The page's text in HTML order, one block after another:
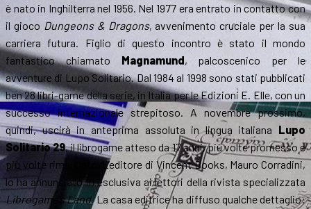
è nato in Inghilterra nel 1956. Nel 1977 era entrato in contatto con
il gioco Dungeons & Dragons, avvenimento cruciale per la sua
carriera futura. Figlio di questo incontro è stato il mondo
fantastico chiamato Magnamund, palcoscenico per le
avventure di Lupo Solitario. Dal 1984 al 1998 sono stati pubblicati
ben 28 libri-game della serie, in Italia per le Edizioni E. Elle, con un
successo internazionale strepitoso. A novembre prossimo,
quindi, uscirà in anteprima assoluta in lingua italiana Lupo
Solitario 29, il librogame atteso da 17 anni, più volte promesso e
più volte rimandato. L’editore di Vincent Books, Mauro Corradini,
lo ha annunciato in esclusiva ai lettori della rivista specializzata
Librogame’s Land. La casa editrice ha diffuso qualche dettaglio: